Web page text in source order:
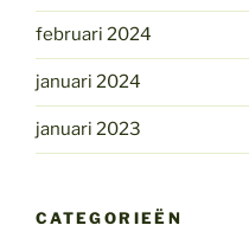
februari 2024
januari 2024
januari 2023
CATEGORIEËN